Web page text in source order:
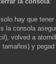
hay que
la consola
volved a
y